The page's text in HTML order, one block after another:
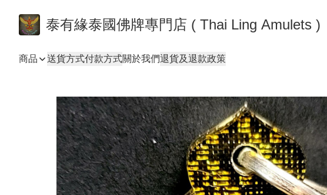
泰有緣泰國佛牌專門店 ( Thai Ling Amulets )
商品 送貨方式付款方式關於我們退貨及退款政策